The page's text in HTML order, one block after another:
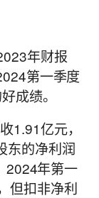
年财报
第一季度
成绩。
1.91亿元，
东的净利润
2024年第一
但扣非净利